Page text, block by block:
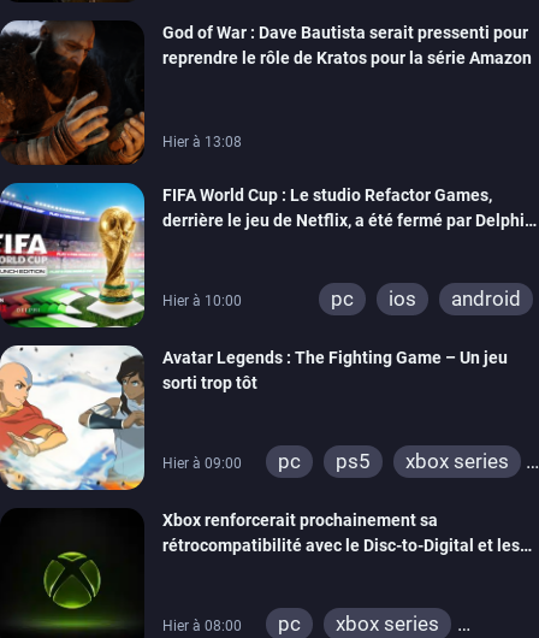
God of War : Dave Bautista serait pressenti pour
reprendre le rôle de Kratos pour la série Amazon
Hier à 13:08
FIFA World Cup : Le studio Refactor Games,
derrière le jeu de Netflix, a été fermé par Delphi
Hier à 10:00 pc ios android
Avatar Legends : The Fighting Game – Un jeu
sorti trop tôt
Hier à 09:00 pc ps5
xbox series
Xbox renforcerait prochainement sa
rétrocompatibilité avec le Disc-to-Digital et les
Hier à 08:00 pc
xbox series